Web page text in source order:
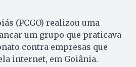
(PCGO) realizou uma
um grupo que praticava
contra empresas que
internet, em Goiânia.